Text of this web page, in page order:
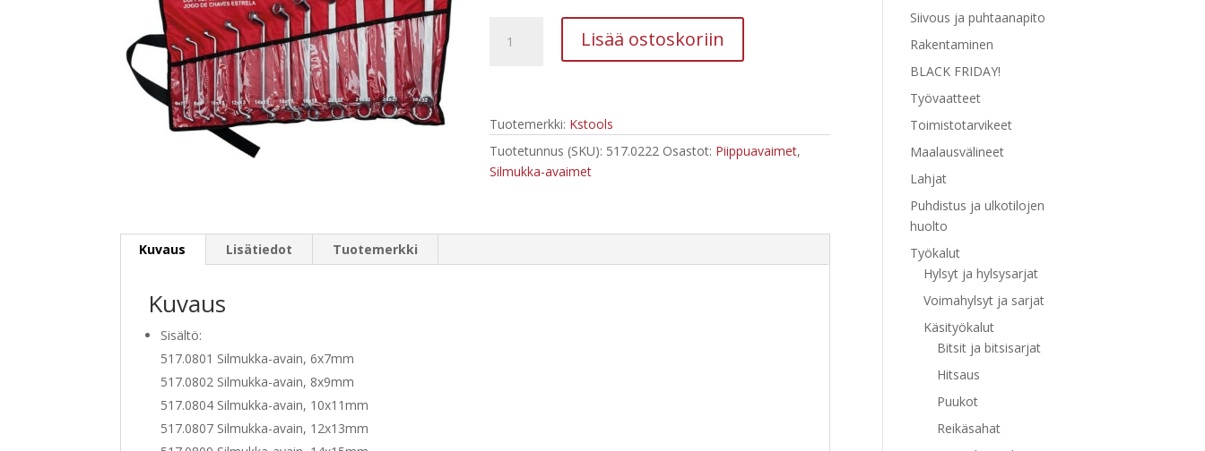
Silmukka-
mm,
517.0222
määrä
Lisää ostoskoriin
Tuotemerkki: Kstools
Tuotetunnus (SKU): 517.0222 Osastot: Piippuavaimet,
Silmukka-avaimet
Kuvaus Lisätiedot Tuotemerkki
Kuvaus
Sisältö:
517.0801 Silmukka-avain, 6x7mm
517.0802 Silmukka-avain, 8x9mm
517.0804 Silmukka-avain, 10x11mm
517.0807 Silmukka-avain, 12x13mm
Siivous ja puhtaanapito
Rakentaminen
BLACK FRIDAY!
Työvaatteet
Toimistotarvikeet
Maalausvälineet
Lahjat
Puhdistus ja ulkotilojen
huolto
Työkalut
Hylsyt ja hylsysarjat
Voimahylsyt ja sarjat
Käsityökalut
Bitsit ja bitsisarjat
Hitsaus
Puukot
Reikäsahat